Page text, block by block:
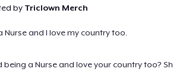
by Triclown Merch
Nurse and I love my country too.
being a Nurse and love your country too?